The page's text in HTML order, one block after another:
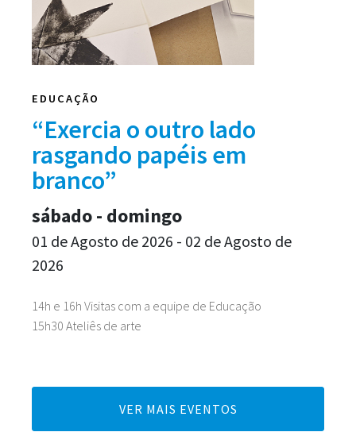
EDUCAÇÃO
“Exercia o outro lado
rasgando papéis em
branco”
14h e 16h Visitas com a equipe de Educação
15h30 Ateliês de arte
sábado - domingo
01 de Agosto de 2026 - 02 de Agosto de
2026
VER MAIS EVENTOS